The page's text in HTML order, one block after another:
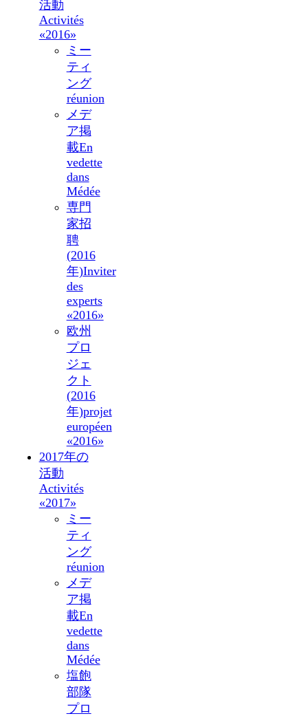
活動
Activités
«2016»
ミー
ティ
ング
réunion
メデ
ア掲
載En
vedette
dans
Médée
専門
家招
聘
(2016
年)Inviter
des
experts
«2016»
欧州
プロ
ジェ
クト
(2016
年)projet
européen
«2016»
2017年の
活動
Activités
«2017»
ミー
ティ
ング
réunion
メデ
ア掲
載En
vedette
dans
Médée
塩飽
部隊
プロ